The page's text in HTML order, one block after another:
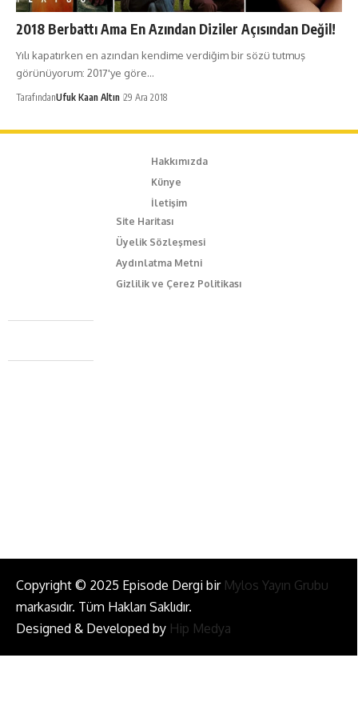
2018 Berbattı Ama En Azından Diziler Açısından Değil!
Yılı kapatırken en azından kendime verdiğim bir sözü tutmuş
görünüyorum: 2017'ye göre…
TarafındanUfuk Kaan Altın 29 Ara 2018
Hakkımızda
Künye
İletişim
Site Haritası
Üyelik Sözleşmesi
Aydınlatma Metni
Gizlilik ve Çerez Politikası
Caferağa Mah. Dr. Şakir Paşa Sok. No3/A Kadıköy İstanbul
+90 543 345 46 00
Copyright © 2025 Episode Dergi bir Mylos Yayın Grubu
markasıdır. Tüm Hakları Saklıdır.
Designed & Developed by Hip Medya